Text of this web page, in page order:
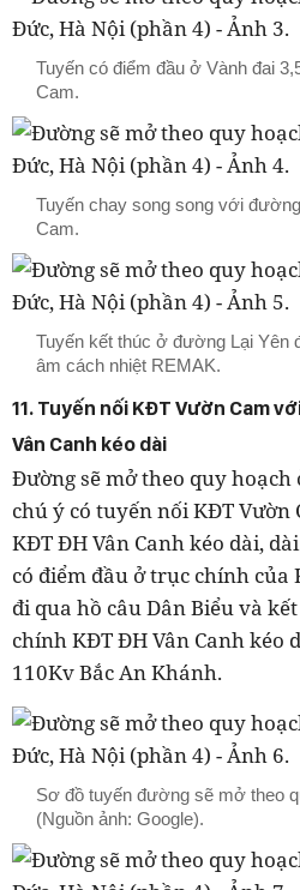
Tuyến có điểm đầu ở Vành đai
Cam.
Tuyến chay song song với
Cam.
Tuyến kết thúc ở đường Lại Yên
âm cách nhiệt REMAK.
11. Tuyến nối KĐT Vườn Cam
Vân Canh kéo dài
Đường sẽ mở theo quy hoạch
chú ý có tuyến nối KĐT Vườn
KĐT ĐH Vân Canh kéo dài,
có điểm đầu ở trục chính của
đi qua hồ câu Dân Biểu và
chính KĐT ĐH Vân Canh kéo
110Kv Bắc An Khánh.
Sơ đồ tuyến đường sẽ mở theo
(Nguồn ảnh: Google).